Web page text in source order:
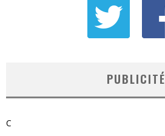
PUBLICITÉ
C